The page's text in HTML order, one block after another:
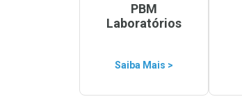
PBM
Laboratórios
Saiba Mais >